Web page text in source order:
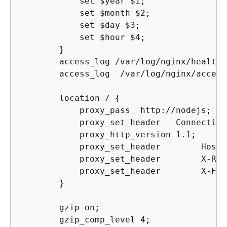
            set $month $2;
            set $day $3;
            set $hour $4;
        }
access_log /var/log/nginx/
access_log  /var/log/nginx/
        location /
{
            proxy_pass  http://nodejs;
proxy_set_header
            proxy_http_version 1.1;
proxy_set_header        Host
proxy_set_header        X-
proxy_set_header        X-
        }
        gzip on;
        gzip_comp_level 4;